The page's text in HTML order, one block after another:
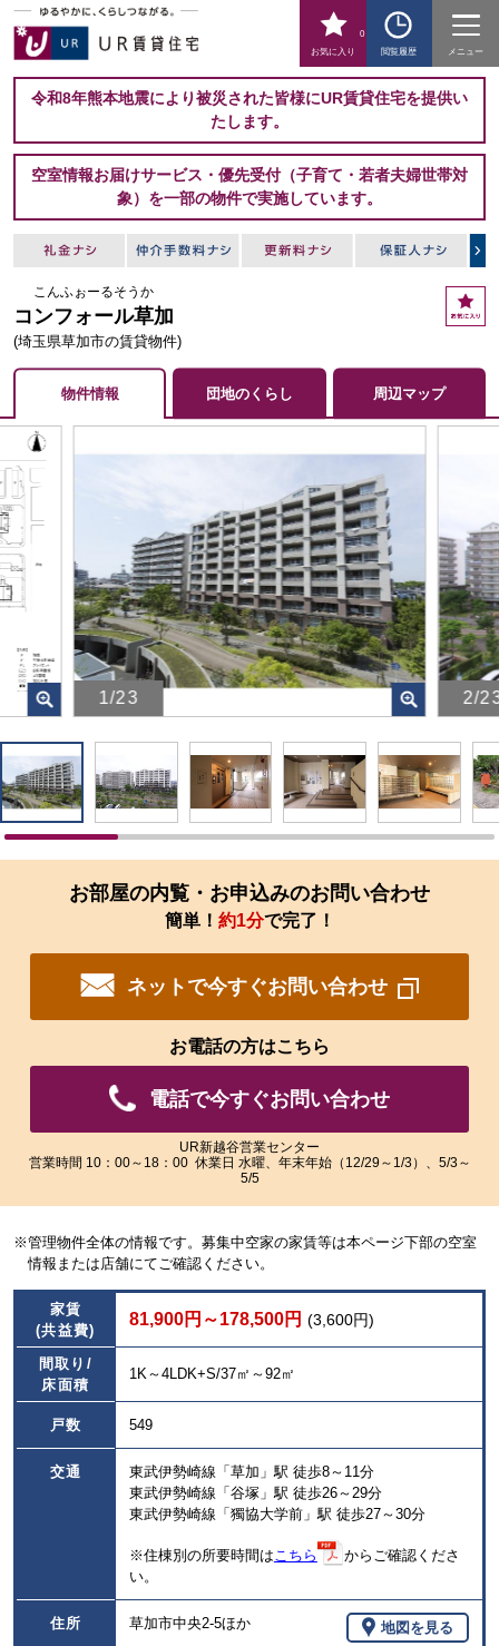
お気に入り
0
閲覧履歴
メニュー
令和8年熊本地震により被災された皆様にUR賃貸住宅を提供い
たします。
空室情報お届けサービス・優先受付（子育て・若者夫婦世帯対
象）を一部の物件で実施しています。
こんふぉーるそうか
コンフォール草加
(埼玉県草加市の賃貸物件)
お
気
物件情報 団地のくらし 周辺マップ
1/23
画
像
を
ク
リ
す
拡
大
さ
い
だ
ま
す。
2/
画
像
を
ク
リ
拡
い
だ
ま
お部屋の内覧・お申込みのお問い合わせ
簡単！ 約1分で完了！
ネットで今すぐお問い合わせ
お電話の方はこちら
電話で今すぐお問い合わせ
UR新越谷営業センター
営業時間 10：00～18：00 休業日 水曜、年末年始（12/29～1/3）、5/3～
5/5
※管理物件全体の情報です。募集中空家の家賃等は本ページ下部の空室
情報または店舗にてご確認ください。
家賃
(共益費)
81,900円～178,500円 (3,600円)
間取り/
床面積
1K～4LDK+S/37㎡～92㎡
戸数 549
交通
東武伊勢崎線「草加」駅 徒歩8～11分
東武伊勢崎線「谷塚」駅 徒歩26～29分
東武伊勢崎線「獨協大学前」駅 徒歩27～30分
※住棟別の所要時間は こちら
からご確認くださ
い。
住所 草加市中央2-5ほか 地図を見る